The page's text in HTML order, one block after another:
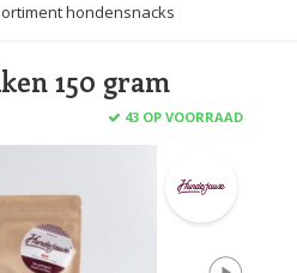
hondensnacks
150 gram
43 OP VOORRAAD